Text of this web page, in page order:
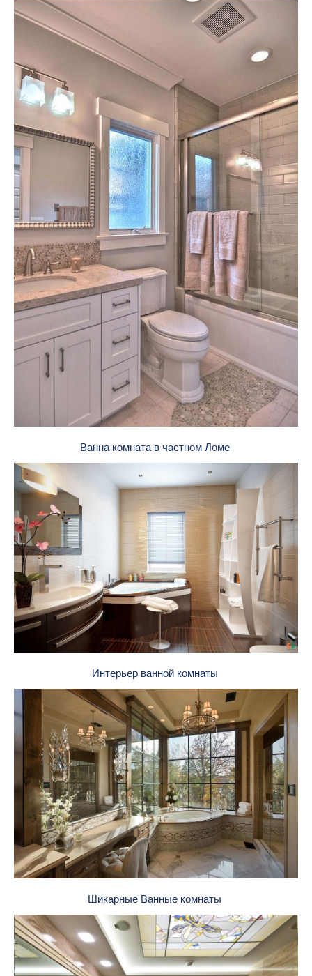
Ванна комната в частном Ломе
Интерьер ванной комнаты
Шикарные Ванные комнаты